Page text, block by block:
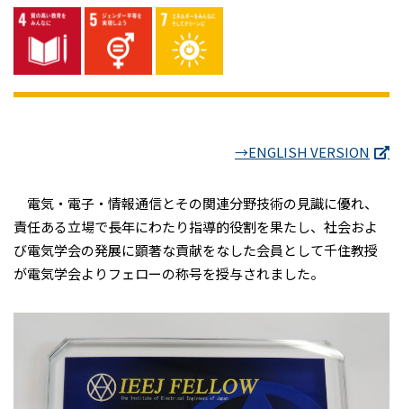
→ENGLISH VERSION
電気・電子・情報通信とその関連分野技術の見識に優れ、
責任ある立場で長年にわたり指導的役割を果たし、社会およ
び電気学会の発展に顕著な貢献をなした会員として千住教授
が電気学会よりフェローの称号を授与されました。